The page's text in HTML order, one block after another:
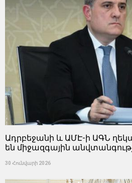
Ադրբեջանի և ԱՄԷ-ի ԱԳՆ
են միջազգային
30 Հունվարի 2026